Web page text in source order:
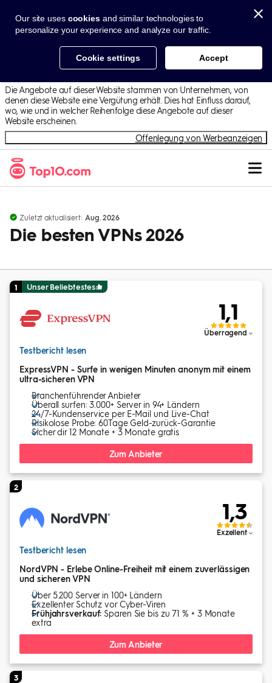
Die Angebote auf dieser Website stammen von Unternehmen, von
denen diese Website eine Vergütung erhält. Dies hat Einfluss darauf,
wo, wie und in welcher Reihenfolge diese Angebote auf dieser
Website erscheinen.
Offenlegung von Werbeanzeigen
Zuletzt aktualisiert: Aug. 2026
Die besten VPNs 2026
1 Unser Beliebtestes
1,1
Überragend
Testbericht lesen
ExpressVPN - Surfe in wenigen Minuten anonym mit einem
ultra-sicheren VPN
Branchenführender Anbieter
Überall surfen: 3.000+ Server in 94+ Ländern
24/7-Kundenservice per E-Mail und Live-Chat
Risikolose Probe: 60Tage Geld-zurück-Garantie
Sicher dir 12 Monate + 3 Monate gratis
Zum Anbieter
2
1,3
Exzellent
Testbericht lesen
NordVPN - Erlebe Online-Freiheit mit einem zuverlässigen
und sicheren VPN
Über 5.200 Server in 100+ Ländern
Exzellenter Schutz vor Cyber-Viren
Frühjahrsverkauf: Sparen Sie bis zu 71 % + 3 Monate
extra
Zum Anbieter
3
Our site uses cookiesand similar technologies to
personalize your experience and analyze our traffic.
Cookie settings Accept